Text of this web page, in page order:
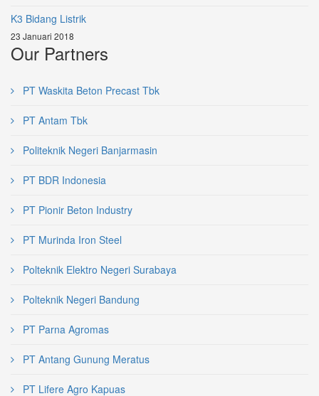
K3 Bidang Listrik
23 Januari 2018
Our Partners
PT Waskita Beton Precast Tbk
PT Antam Tbk
Politeknik Negeri Banjarmasin
PT BDR Indonesia
PT Pionir Beton Industry
PT Murinda Iron Steel
Polteknik Elektro Negeri Surabaya
Polteknik Negeri Bandung
PT Parna Agromas
PT Antang Gunung Meratus
PT Lifere Agro Kapuas